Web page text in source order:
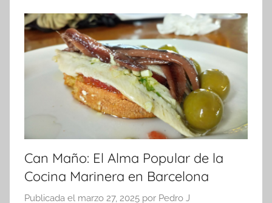
Can Maño: El Alma Popular de la
Cocina Marinera en Barcelona
Publicada el marzo 27, 2025 por Pedro J